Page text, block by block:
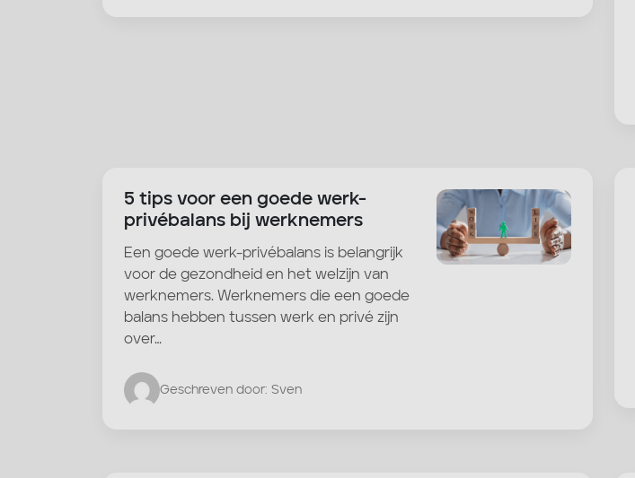
5 tips voor een goede werk-
privébalans bij werknemers
Een goede werk-privébalans is belangrijk
voor de gezondheid en het welzijn van
werknemers. Werknemers die een goede
balans hebben tussen werk en privé zijn
over…
Geschreven door: Sven